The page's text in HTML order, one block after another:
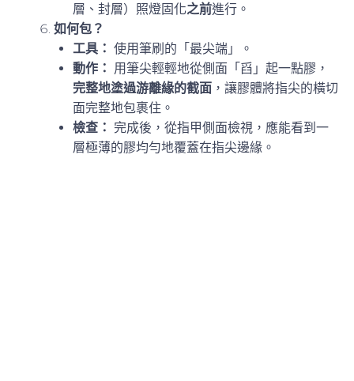
層、封層）照燈固化之前進行。
如何包？
工具： 使用筆刷的「最尖端」。
動作： 用筆尖輕輕地從側面「舀」起一點膠，
完整地塗過游離緣的截面 ，讓膠體將指尖的橫切
面完整地包裹住。
檢查： 完成後，從指甲側面檢視，應能看到一
層極薄的膠均勻地覆蓋在指尖邊緣。